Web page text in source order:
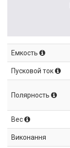
Емкость
Пусковой ток
Полярность
Вес
Виконання